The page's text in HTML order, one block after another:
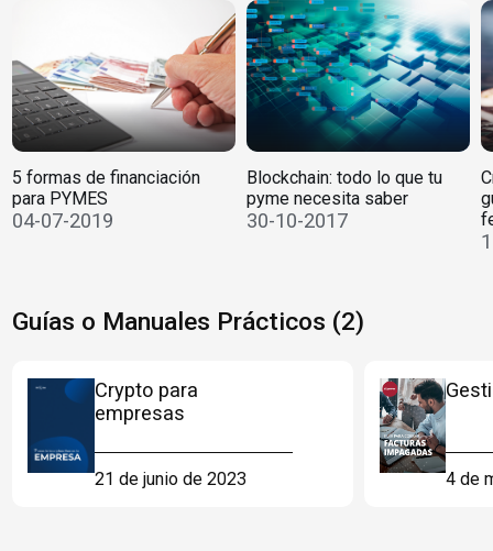
5 formas de financiación
para PYMES
04-07-2019
Blockchain: todo lo que tu
pyme necesita saber
30-10-2017
Guías o Manuales Prácticos (2)
Crypto para
empresas
21 de junio de 2023 4 de